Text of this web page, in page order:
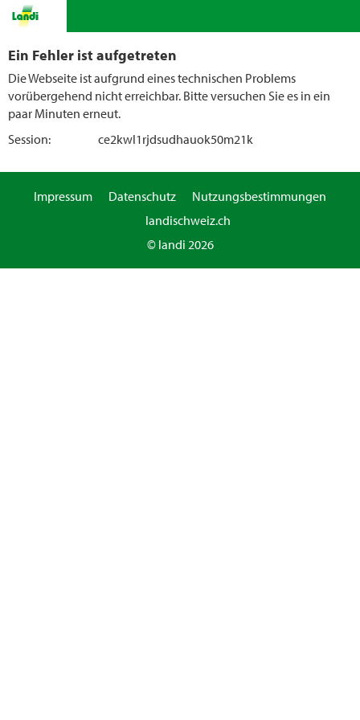
Ein Fehler ist aufgetreten
Die Webseite ist aufgrund eines technischen Problems
vorübergehend nicht erreichbar. Bitte versuchen Sie es in ein
paar Minuten erneut.
Session:
ce2kwl1rjdsudhauok50m21k
Impressum Datenschutz
Nutzungsbestimmungen
landischweiz.ch
© landi 2026